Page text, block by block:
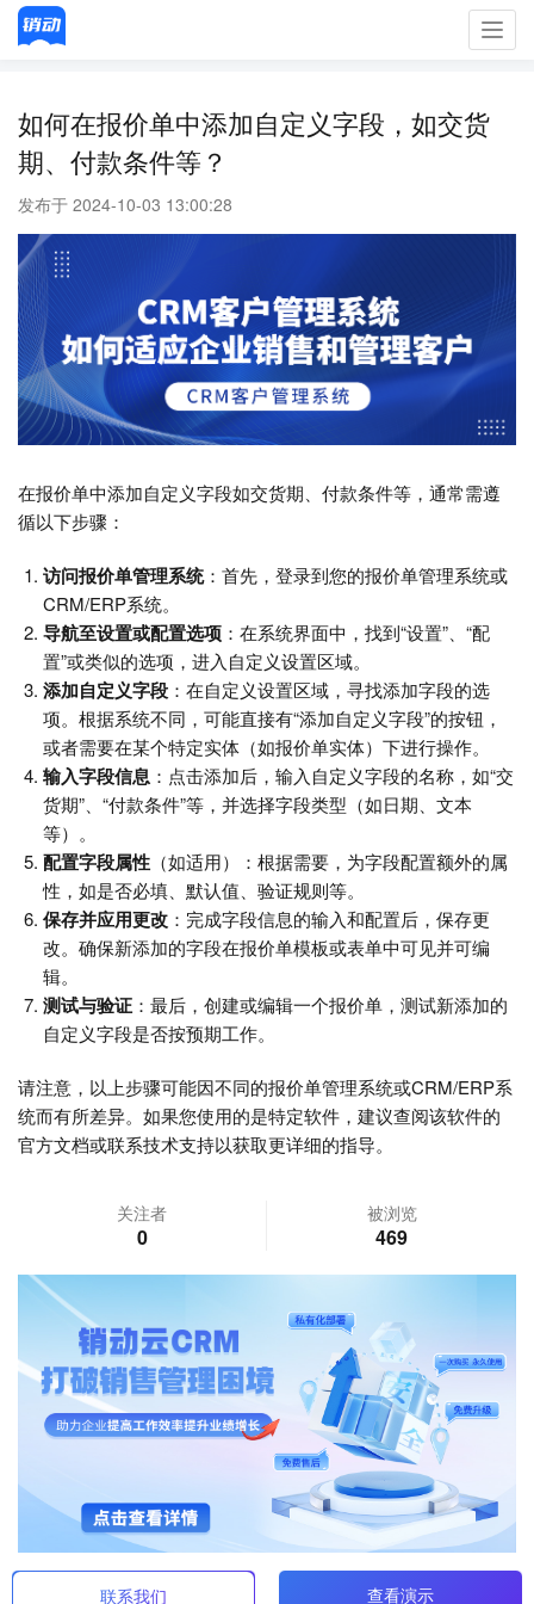
如何在报价单中添加自定义字段，如交货
期、付款条件等？
发布于 2024-10-03 13:00:28
在报价单中添加自定义字段如交货期、付款条件等，通常需遵
循以下步骤：
访问报价单管理系统：首先，登录到您的报价单管理系统或
CRM/ERP系统。
导航至设置或配置选项 ：在系统界面中，找到“设置”、“配
置”或类似的选项，进入自定义设置区域。
添加自定义字段 ：在自定义设置区域，寻找添加字段的选
项。根据系统不同，可能直接有“添加自定义字段”的按钮，
或者需要在某个特定实体（如报价单实体）下进行操作。
输入字段信息 ：点击添加后，输入自定义字段的名称，如“交
货期”、“付款条件”等，并选择字段类型（如日期、文本
等）。
配置字段属性 （如适用）：根据需要，为字段配置额外的属
性，如是否必填、默认值、验证规则等。
保存并应用更改 ：完成字段信息的输入和配置后，保存更
改。确保新添加的字段在报价单模板或表单中可见并可编
辑。
测试与验证 ：最后，创建或编辑一个报价单，测试新添加的
自定义字段是否按预期工作。
请注意，以上步骤可能因不同的报价单管理系统或CRM/ERP系
统而有所差异。如果您使用的是特定软件，建议查阅该软件的
官方文档或联系技术支持以获取更详细的指导。
关注者
0
被浏览
469
联系我们 查看演示